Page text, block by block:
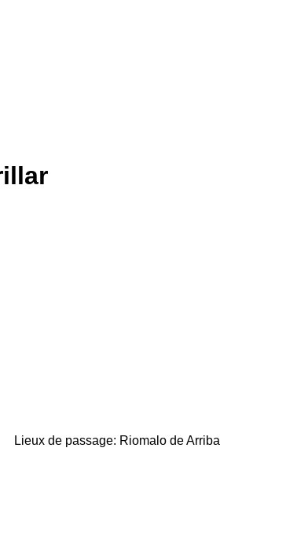
Lieux de passage: Riomalo de Arriba